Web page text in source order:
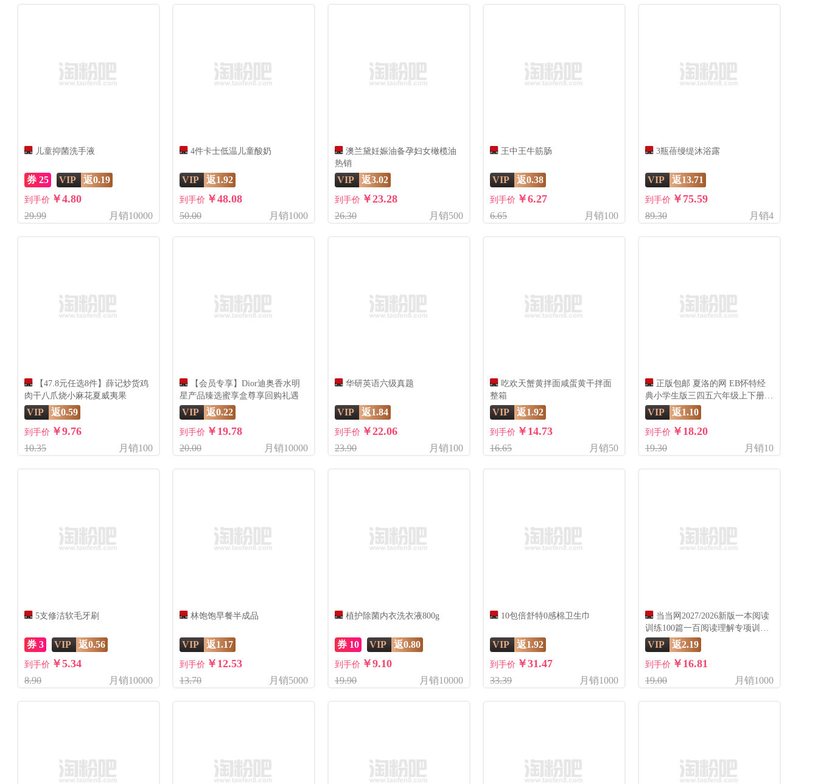
儿童抑菌洗手液
券 25 VIP 返0.19
到手价 ￥4.80
29.99 月销10000
4件卡士低温儿童酸奶
VIP 返1.92
到手价 ￥48.08
50.00 月销1000
澳兰黛妊娠油备孕妇女橄榄油
热销
VIP 返3.02
到手价 ￥23.28
26.30 月销500
王中王牛筋肠
VIP 返0.38
到手价 ￥6.27
6.65 月销100
3瓶蓓缦缇沐浴露
VIP 返13.71
到手价 ￥75.59
89.30 月销4
【47.8元任选8件】薛记炒货鸡
肉干八爪烧小麻花夏威夷果
VIP 返0.59
到手价 ￥9.76
10.35 月销100
【会员专享】Dior迪奥香水明
星产品臻选蜜享盒尊享回购礼遇
VIP 返0.22
到手价 ￥19.78
20.00 月销10000
华研英语六级真题
VIP 返1.84
到手价 ￥22.06
23.90 月销100
吃欢天蟹黄拌面咸蛋黄干拌面
整箱
VIP 返1.92
到手价 ￥14.73
16.65 月销50
正版包邮 夏洛的网 EB怀特经
典小学生版三四五六年级上下册课
外书上海译文出版社 8-9-12岁儿童
文学畅销书籍非注音版中文原版LJ
VIP 返1.10
到手价 ￥18.20
19.30 月销10
5支修洁软毛牙刷
券 3 VIP 返0.56
到手价 ￥5.34
8.90 月销10000
林饱饱早餐半成品
VIP 返1.17
到手价 ￥12.53
13.70 月销5000
植护除菌内衣洗衣液800g
券 10 VIP 返0.80
到手价 ￥9.10
19.90 月销10000
10包倍舒特0感棉卫生巾
VIP 返1.92
到手价 ￥31.47
33.39 月销1000
当当网2027/2026新版一本阅读
训练100篇一百阅读理解专项训练
书题语文小学三年级四五年级一二
六年级上册下册人教版英语同步真
题80
VIP 返2.19
到手价 ￥16.81
19.00 月销1000